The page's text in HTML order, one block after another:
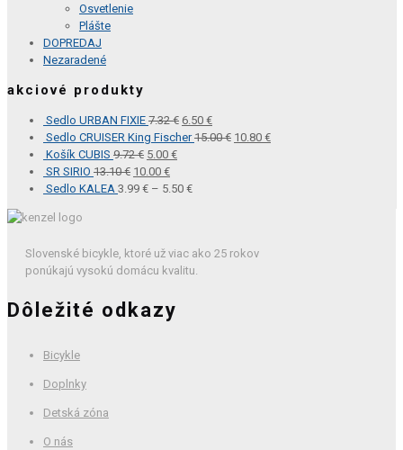
Osvetlenie
Plášte
DOPREDAJ
Nezaradené
akciové produkty
Sedlo URBAN FIXIE 7.32€ 6.50 €
Sedlo CRUISER King Fischer 15.00€ 10.80 €
Košík CUBIS 9.72€ 5.00 €
SR SIRIO 13.10€ 10.00 €
Sedlo KALEA 3.99 € – 5.50 €
Slovenské bicykle, ktoré už viac ako 25 rokov
ponúkajú vysokú domácu kvalitu.
Dôležité odkazy
Bicykle
Doplnky
Detská zóna
O nás